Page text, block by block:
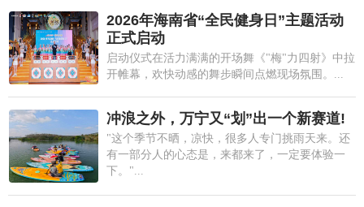
2026年海南省“全民健身日”主题活动
正式启动
启动仪式在活力满满的开场舞《"梅"力四射》中拉
开帷幕，欢快动感的舞步瞬间点燃现场氛围。...
冲浪之外，万宁又“划”出一个新赛道!
"这个季节不晒，凉快，很多人专门挑雨天来。还
有一部分人的心态是，来都来了，一定要体验一
下。"...